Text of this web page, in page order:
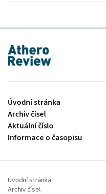
proLékaře.cz
Úvodní stránka
Archiv čísel
Aktuální číslo
Informace o časopisu
Úvodní stránka
Archiv čísel